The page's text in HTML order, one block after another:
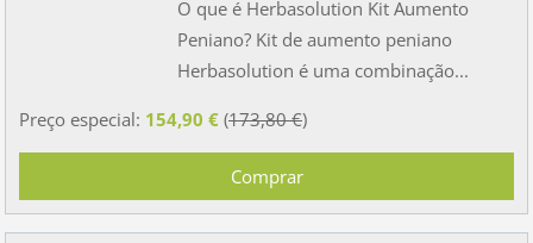
O que é Herbasolution Kit Aumento
Peniano? Kit de aumento peniano
Herbasolution é uma combinação...
Preço especial: 154,90 €(173,80 €)